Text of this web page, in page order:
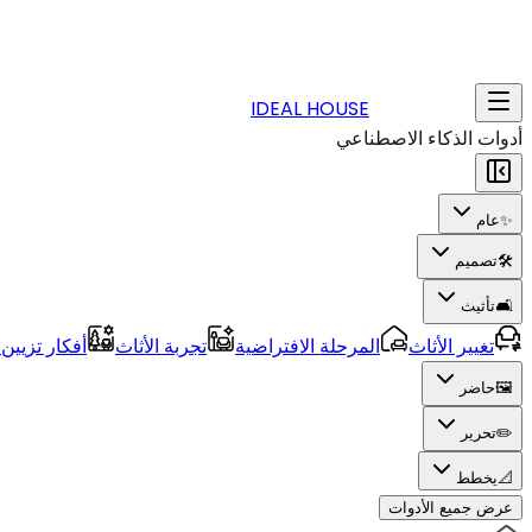
IDEAL HOUSE
أدوات الذكاء الاصطناعي
✨عام
🛠️تصميم
🛋️تأثيث
تغيير الأثاث المرحلة الافتراضية تجربة الأثاث أفكار
🖼️حاضر
✏️تحرير
📐يخطط
عرض جميع الأدوات